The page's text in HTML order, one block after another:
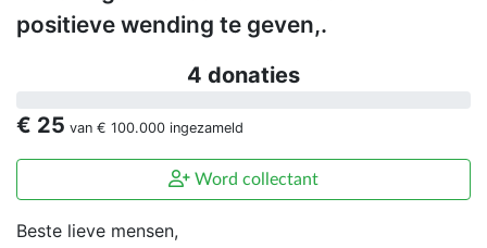
positieve wending te geven,.
4 donaties
€ 25 van € 100.000 ingezameld
Word collectant
Beste lieve mensen,